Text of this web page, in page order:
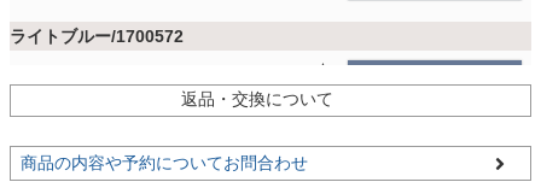
収納用品
ライトブルー/1700572
在庫要確認
返品・交換について
商品の内容や予約についてお問合わせ